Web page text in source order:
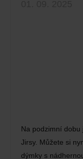
Na podzimní dobu
Jirsy. Můžete si
dýmky s